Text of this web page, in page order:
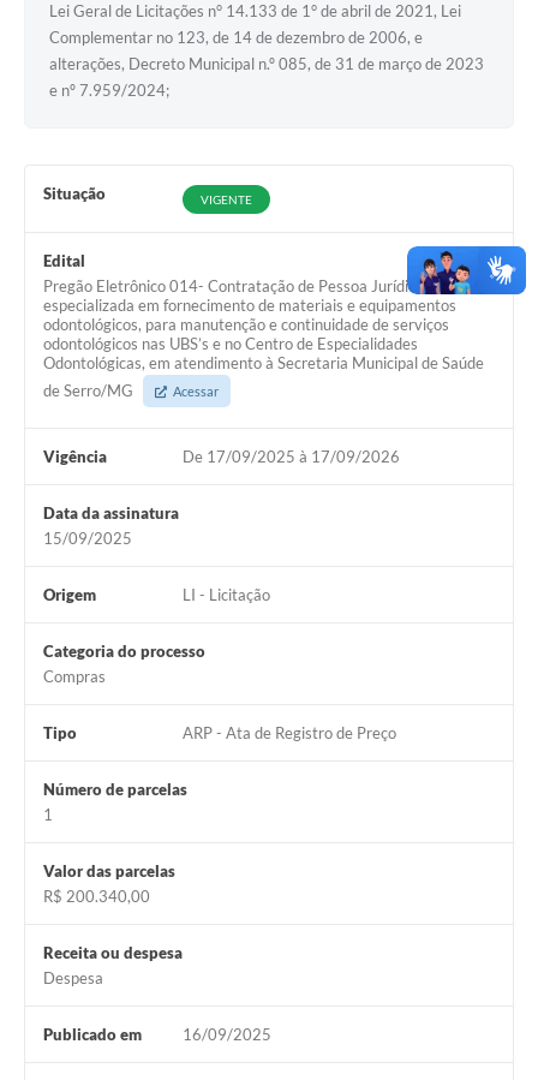
Jornal
Covid -19 em Serro
Telefones Úteis
Diário Oficial
Ouvidoria Municipal
Notícias
Radar da Transparência Pública
Listagem de Contribuintes Inscritos na Dívida Ativa do
Lei Geral de Licitações n° 14.133 de 1° de abril de 2021, Lei
Complementar no 123, de 14 de dezembro de 2006, e
alterações, Decreto Municipal n.º 085, de 31 de março de 2023
e nº 7.959/2024;
Situação VIGENTE
Edital
Pregão Eletrônico 014- Contratação de Pessoa Jurídica
especializada em fornecimento de materiais e equipamentos
odontológicos, para manutenção e continuidade de serviços
odontológicos nas UBS’s e no Centro de Especialidades
Odontológicas, em atendimento à Secretaria Municipal de Saúde
de Serro/MG
Acessar
Vigência De 17/09/2025 à 17/09/2026
Data da assinatura
15/09/2025
Origem LI - Licitação
Categoria do processo
Compras
Tipo ARP - Ata de Registro de Preço
Número de parcelas
1
Valor das parcelas
R$ 200.340,00
Receita ou despesa
Despesa
Publicado em 16/09/2025